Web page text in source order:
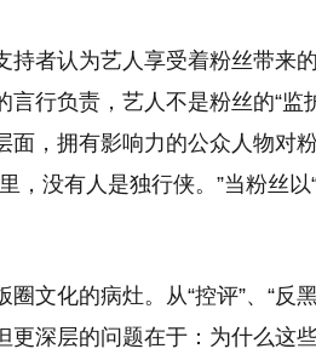
持者认为艺人享受着粉丝带来
行负责，艺人不是粉丝的“监
，拥有影响力的公众人物对
，没有人是独行侠。”当粉丝
文化的病灶。从“控评”、“反
深层的问题在于：为什么这